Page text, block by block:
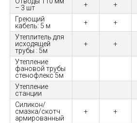
– 3 шт
+ +
Греющий
кабель: 5 м
+ +
Утеплитель для
исходящей
трубы : 5м
+ +
Утепление
фановой трубы
стенофлекс 5м
Утепление
станции
Силикон/
смазка/скотч
армированный
+ +